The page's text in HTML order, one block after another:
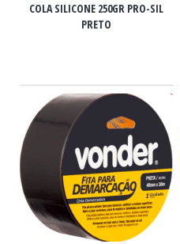
COLA SILICONE 250GR PRO-SIL
PRETO